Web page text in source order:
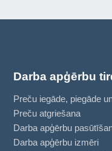
Darba apģērbu
Preču iegāde, piegāde
Preču atgriešana
Darba apģērbu
Darba apģērbu izmēri